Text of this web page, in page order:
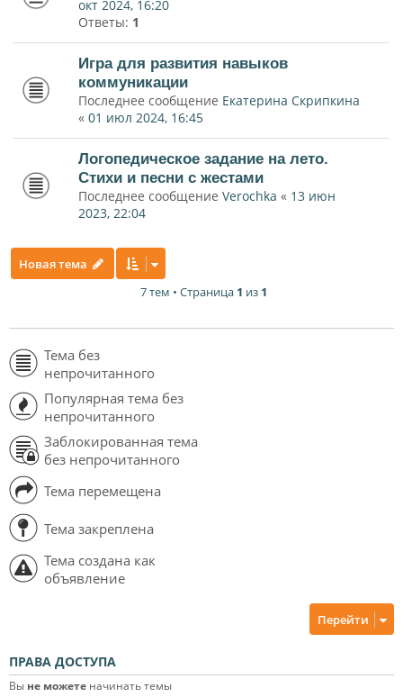
окт 2024, 16:20
Ответы: 1
Игра для развития навыков
коммуникации
Последнее сообщение Екатерина Скрипкина
« 01 июл 2024, 16:45
Логопедическое задание на лето.
Стихи и песни с жестами
Последнее сообщение Verochka « 13 июн
2023, 22:04
Новая тема
7 тем • Страница 1 из 1
Тема без
непрочитанного
Популярная тема без
непрочитанного
Заблокированная тема
без непрочитанного
Тема перемещена
Тема закреплена
Тема создана как
объявление
Перейти
ПРАВА ДОСТУПА
Вы не можете начинать темы